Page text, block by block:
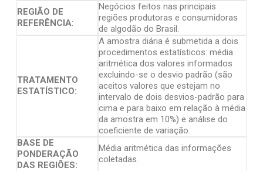
REGIÃO DE
REFERÊNCIA:
Negócios feitos nas principais
regiões produtoras e consumidoras
de algodão do Brasil.
TRATAMENTO
ESTATÍSTICO:
A amostra diária é submetida a dois
procedimentos estatísticos: média
aritmética dos valores informados
excluindo-se o desvio padrão (são
aceitos valores que estejam no
intervalo de dois desvios-padrão para
cima e para baixo em relação à média
da amostra em 10%) e análise do
coeficiente de variação.
BASE DE
PONDERAÇÃO
DAS REGIÕES:
Média aritmética das informações
coletadas.